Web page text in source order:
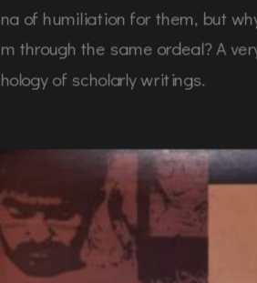
of humiliation for them, but
through the same ordeal? A
of scholarly writings.